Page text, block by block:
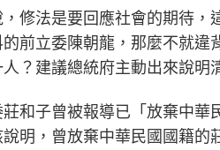
修法是要回應社會的期待，
前立委陳朝龍，那麼不就違
？建議總統府主動出來說明
和子曾被報導已「放棄中華
明，曾放棄中華民國國籍的